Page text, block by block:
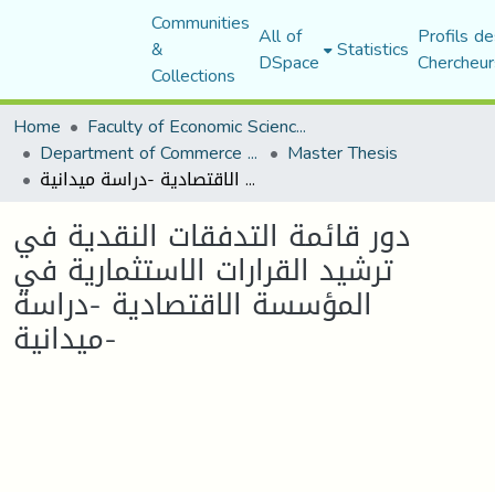
Communities
&
Collections
All of
DSpace Statistics Profils
Home
Faculty of Economic Sciences, Commerce and Management Sciences
Department of Commerce Science Master Thesis
دور قائمة التدفقات النقدية في ترشيد القرارات الاستثمارية في المؤسسة الاقتصادية -دراسة ميدانية-
دور قائمة التدفقات النقدية في
ترشيد القرارات الاستثمارية في
المؤسسة الاقتصادية -دراسة
ميدانية-